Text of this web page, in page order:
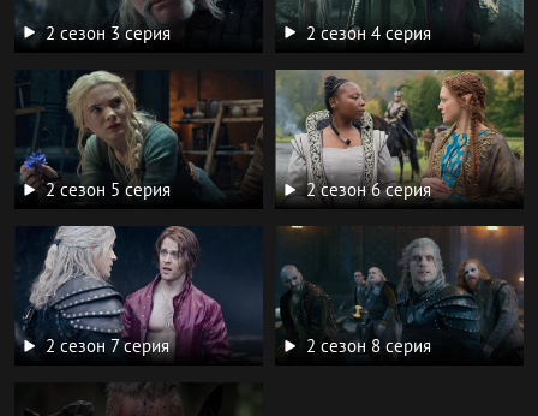
2 сезон 3 серия 2 сезон 4 серия
2 сезон 5 серия 2 сезон 6 серия
2 сезон 7 серия 2 сезон 8 серия